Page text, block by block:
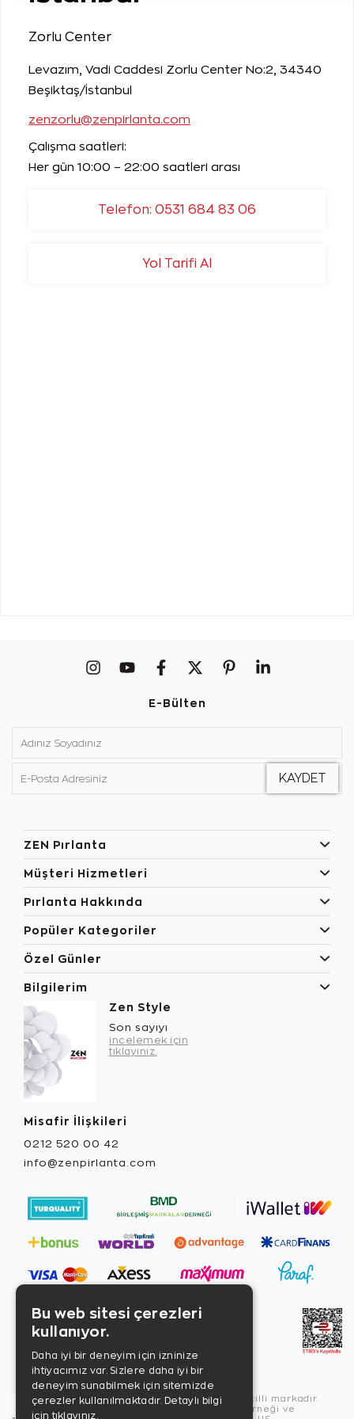
Zorlu Center
Levazım, Vadi Caddesi Zorlu Center No:2, 34340
Beşiktaş/İstanbul
zenzorlu@zenpirlanta.com
Çalışma saatleri:
Her gün 10:00 – 22:00 saatleri arası
Telefon: 0531 684 83 06
Yol Tarifi Al
E-Bülten
ZEN Pırlanta
Müşteri Hizmetleri
Pırlanta Hakkında
Popüler Kategoriler
Özel Günler
Bilgilerim
Zen Style
Son sayıyı
incelemek için
tıklayınız.
Misafir İlişkileri
0212 520 00 42
info@zenpirlanta.com
Copyright © 2026, Zen Diamond tescilli markadır.
Zen Diamond Birleşmiş Markalar Derneği ve
Bu web sitesi çerezleri
kullanıyor.
Daha iyi bir deneyim için izninize
ihtiyacımız var. Sizlere daha iyi bir
deneyim sunabilmek için sitemizde
çerezler kullanılmaktadır. Detaylı bilgi
için tıklayınız.